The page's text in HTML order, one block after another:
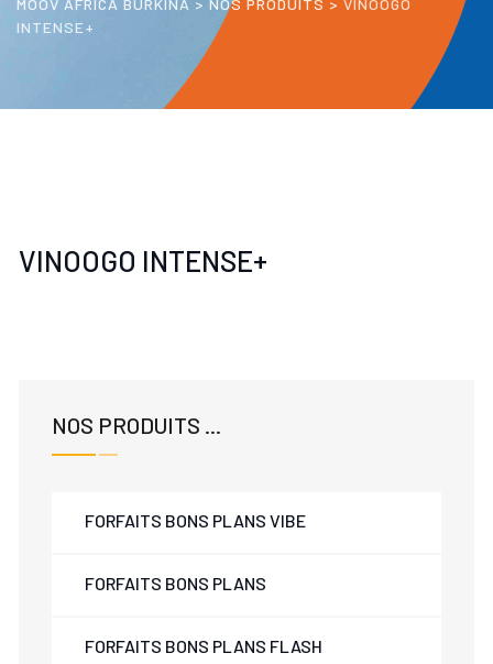
MOOV AFRICA BURKINA > NOS PRODUITS > VINOOGO
INTENSE+
NOS PRODUITS ...
FORFAITS BONS PLANS VIBE
FORFAITS BONS PLANS
FORFAITS BONS PLANS FLASH
VINOOGO INTENSE+